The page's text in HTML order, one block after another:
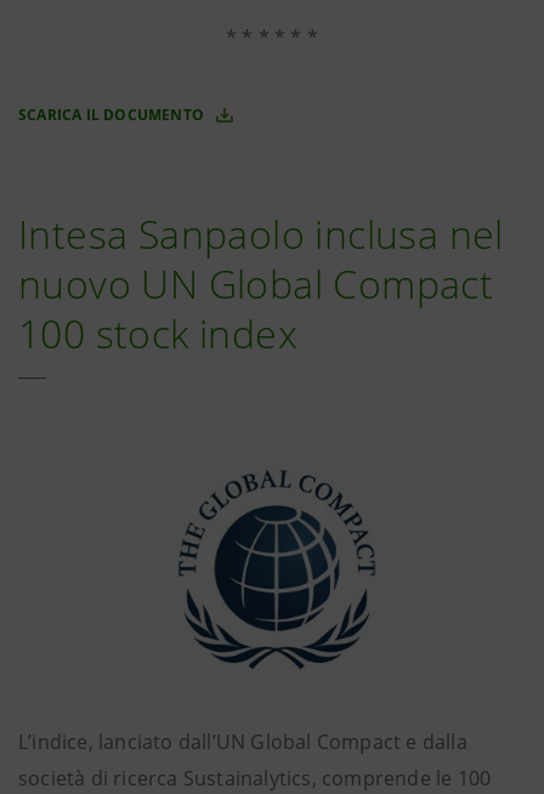
* * * * * *
SCARICA IL DOCUMENTO
Intesa Sanpaolo inclusa nel
nuovo UN Global Compact
100 stock index
L’indice, lanciato dall’UN Global Compact e dalla
società di ricerca Sustainalytics, comprende le 100